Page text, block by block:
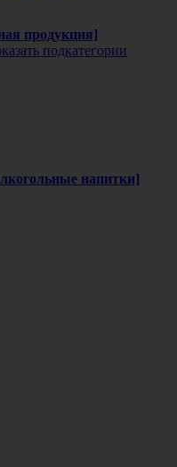
продукция]
подкатегории
напитки]